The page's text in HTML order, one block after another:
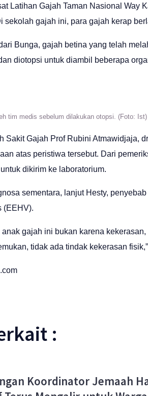
Latihan Gajah Taman Nasional Way
sekolah gajah ini, para gajah kerap
Bunga, gajah betina yang telah
diotopsi untuk diambil beberapa
tim medis sebelum dilakukan otopsi. (Foto: Ist)
Sakit Gajah Prof Rubini Atmawidjaja,
atas peristiwa tersebut. Dari
dikirim ke laboratorium.
sementara, lanjut Hesty,
(EEHV).
anak gajah ini bukan karena
tidak ada tindak kekerasan
:
Koordinator Jemaah